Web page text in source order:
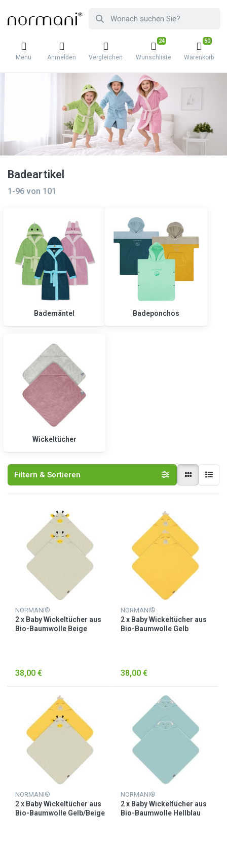
Menü Anmelden Vergleichen
24
Wunschliste
50
Warenkorb
Badeartikel
1-96 von 101
Bademäntel Badeponchos
Wickeltücher
Filtern & Sortieren
NORMANI®
2 x Baby Wickeltücher aus
Bio-Baumwolle Beige
38,00 €
NORMANI®
2 x Baby Wickeltücher aus
Bio-Baumwolle Gelb
38,00 €
NORMANI®
2 x Baby Wickeltücher aus
Bio-Baumwolle Gelb/Beige
NORMANI®
2 x Baby Wickeltücher aus
Bio-Baumwolle Hellblau